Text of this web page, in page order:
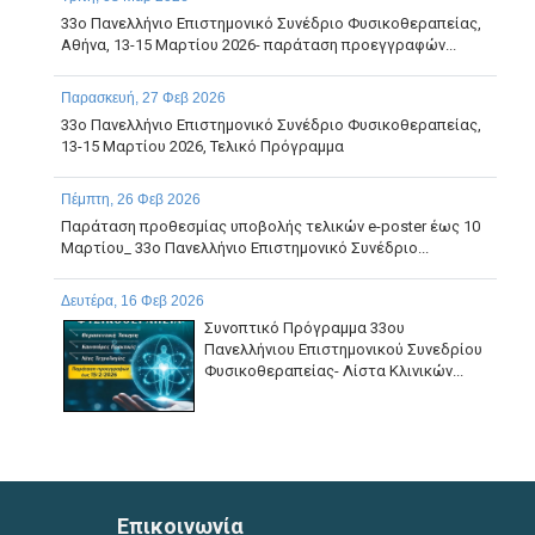
33ο Πανελλήνιο Επιστημονικό Συνέδριο Φυσικοθεραπείας,
Αθήνα, 13-15 Μαρτίου 2026- παράταση προεγγραφών...
Παρασκευή, 27 Φεβ 2026
33ο Πανελλήνιο Επιστημονικό Συνέδριο Φυσικοθεραπείας,
13-15 Μαρτίου 2026, Τελικό Πρόγραμμα
Πέμπτη, 26 Φεβ 2026
Παράταση προθεσμίας υποβολής τελικών e-poster έως 10
Μαρτίου_ 33ο Πανελλήνιο Επιστημονικό Συνέδριο...
Δευτέρα, 16 Φεβ 2026
Συνοπτικό Πρόγραμμα 33ου
Πανελλήνιου Επιστημονικού Συνεδρίου
Φυσικοθεραπείας- Λίστα Κλινικών...
Αναφορικά με τη διαδικασία υποβολών Ευρωπαίων
Επικοινωνία